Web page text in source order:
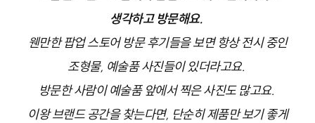
생각하고 방문해요.
웬만한 팝업 스토어 방문 후기들을 보면 항상 전시 중인
조형물, 예술품 사진들이 있더라고요.
방문한 사람이 예술품 앞에서 찍은 사진도 많고요.
이왕 브랜드 공간을 찾는다면, 단순히 제품만 보기 좋게